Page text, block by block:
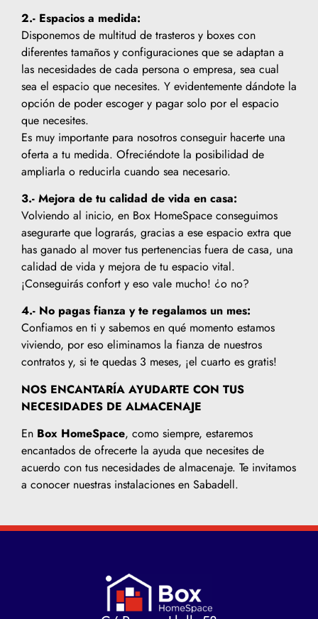
2.- Espacios a medida:
Disponemos de multitud de trasteros y boxes con
diferentes tamaños y configuraciones que se adaptan a
las necesidades de cada persona o empresa, sea cual
sea el espacio que necesites. Y evidentemente dándote la
opción de poder escoger y pagar solo por el espacio
que necesites.
Es muy importante para nosotros conseguir hacerte una
oferta a tu medida. Ofreciéndote la posibilidad de
ampliarla o reducirla cuando sea necesario.
3.- Mejora de tu calidad de vida en casa:
Volviendo al inicio, en Box HomeSpace conseguimos
asegurarte que lograrás, gracias a ese espacio extra que
has ganado al mover tus pertenencias fuera de casa, una
calidad de vida y mejora de tu espacio vital.
¡Conseguirás confort y eso vale mucho! ¿o no?
4.- No pagas fianza y te regalamos un mes:
Confiamos en ti y sabemos en qué momento estamos
viviendo, por eso eliminamos la fianza de nuestros
contratos y, si te quedas 3 meses, ¡el cuarto es gratis!
NOS ENCANTARÍA AYUDARTE CON TUS
NECESIDADES DE ALMACENAJE
En Box HomeSpace, como siempre, estaremos
encantados de ofrecerte la ayuda que necesites de
acuerdo con tus necesidades de almacenaje. Te invitamos
a conocer nuestras instalaciones en Sabadell.